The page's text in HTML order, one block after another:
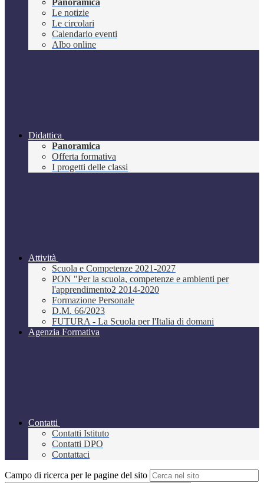
Panoramica
Le notizie
Le circolari
Calendario eventi
Albo online
Didattica
Panoramica
Offerta formativa
I progetti delle classi
Attività
Scuola e Competenze 2021-2027
PON "Per la scuola, competenze e ambienti per
l'apprendimento2 2014-2020
Formazione Personale
D.M. 66/2023
FUTURA - La Scuola per l'Italia di domani
Agenzia Formativa
Contatti
Contatti Istituto
Contatti DPO
Contattaci
Campo di ricerca per le pagine del sito